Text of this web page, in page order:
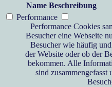
Name Beschreibung
Performance
Performance Cookies
Besucher eine Webseite
Besucher wie häufig
der Website oder ob der
bekommen. Alle
sind zusammengefasst